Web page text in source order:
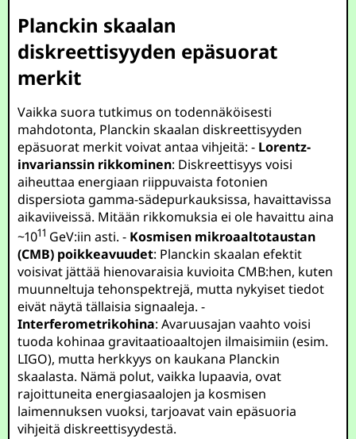
Planckin skaalan
diskreettisyyden epäsuorat
merkit
Vaikka suora tutkimus on todennäköisesti
mahdotonta, Planckin skaalan diskreettisyyden
epäsuorat merkit voivat antaa vihjeitä: - Lorentz-
invarianssin rikkominen: Diskreettisyys voisi
aiheuttaa energiaan riippuvaista fotonien
dispersiota gamma-sädepurkauksissa, havaittavissa
aikaviiveissä. Mitään rikkomuksia ei ole havaittu aina
~1011 GeV:iin asti. - Kosmisen mikroaaltotaustan
(CMB) poikkeavuudet: Planckin skaalan efektit
voisivat jättää hienovaraisia kuvioita CMB:hen, kuten
muunneltuja tehonspektrejä, mutta nykyiset tiedot
eivät näytä tällaisia signaaleja. -
Interferometrikohina: Avaruusajan vaahto voisi
tuoda kohinaa gravitaatioaaltojen ilmaisimiin (esim.
LIGO), mutta herkkyys on kaukana Planckin
skaalasta. Nämä polut, vaikka lupaavia, ovat
rajoittuneita energiasaalojen ja kosmisen
laimennuksen vuoksi, tarjoavat vain epäsuoria
vihjeitä diskreettisyydestä.